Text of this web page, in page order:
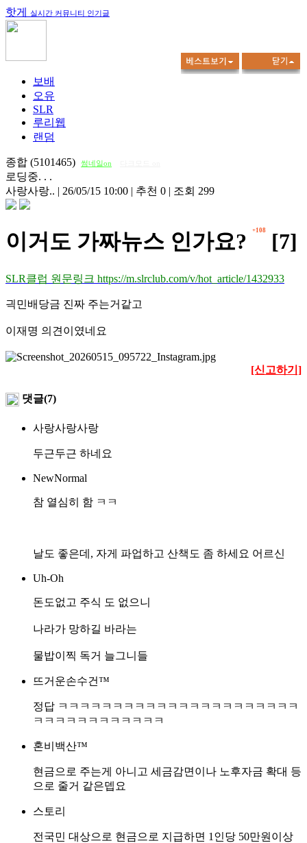
핫게 실시간 커뮤니티 인기글
보배
오유
SLR
루리웹
랜덤
종합 (5101465) 썸네일on
로딩중. . .
사랑사랑.. | 26/05/15 10:00 | 추천 0 | 조회 299
이거도 가짜뉴스 인가요? +108 [7]
SLR클럽 원문링크 https://m.slrclub.com/v/hot_article/1432933
긕민배당금 진짜 주는거같고
이재명 의견이였네요
[신고하기]
댓글(7)
사랑사랑사랑
두근두근 하네요
NewNormal
참 열심히 함 ㅋㅋ
날도 좋은데, 자게 파업하고 산책도 좀 하세요 어르신
Uh-Oh
돈도없고 주식 도 없으니
나라가 망하길 바라는
물밥이찍 독거 늘그니들
뜨거운손수건™
정답 ㅋㅋㅋㅋㅋㅋㅋㅋㅋㅋㅋㅋㅋㅋㅋㅋㅋㅋㅋㅋㅋㅋ
ㅋㅋㅋㅋㅋㅋㅋㅋㅋㅋㅋㅋ
혼비백산™
현금으로 주는게 아니고 세금감면이나 노후자금 확대 등
으로 줄거 같은뎁요
스토리
전국민 대상으로 현금으로 지급하면 1인당 50만원이상